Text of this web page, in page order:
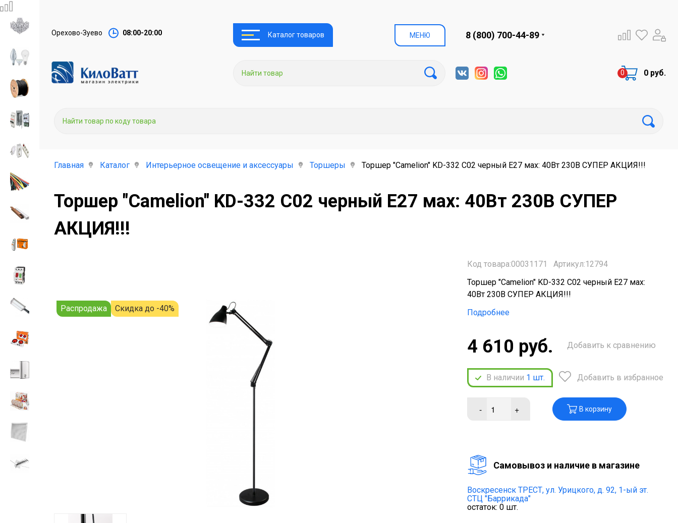
Орехово-Зуево 08:00-20:00 Каталог товаров МЕНЮ 8 (800) 700-44-89
0 руб.
Главная Каталог Интерьерное освещение и аксессуары Торшеры Торшер "Camelion" KD-332 C02 черный E27 мах: 40Вт 230В СУПЕР АКЦИЯ!!!
Торшер "Camelion" KD-332 C02 черный E27 мах: 40Вт 230В СУПЕР
АКЦИЯ!!!
Распродажа Скидка до -40%
Код товара:00031171
Артикул:12794
Торшер "Camelion" KD-332 C02 черный E27 мах:
40Вт 230В СУПЕР АКЦИЯ!!!
Подробнее
4 610 руб.
В наличии 1 шт.
Добавить к сравнению
Добавить в избранное
- + В корзину
Cамовывоз и наличие в магазине
Воскресенск ТРЕСТ, ул. Урицкого, д. 92, 1-ый эт.
СТЦ "Баррикада"
остаток: 0 шт.